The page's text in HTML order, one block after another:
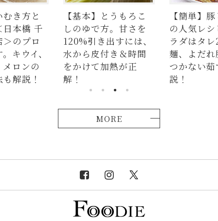
もろこ
。甘さを
すには、
き＆時間
が正
【簡単】豚しゃぶ肉
の人気レシピ4品。サ
ラダはタレ2種、つけ
麺、よだれ豚。パサ
つかない茹で方も解
説！
【まとめ
シピを
編集部が
MORE